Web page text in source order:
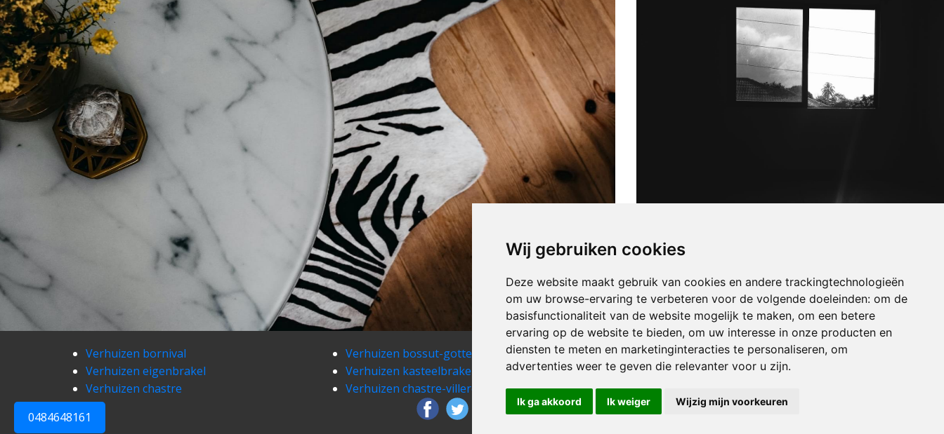
Wij gebruiken cookies
Deze website maakt gebruik van cookies en andere trackingtechnologieën
om uw browse-ervaring te verbeteren voor de volgende doeleinden: om de
basisfunctionaliteit van de website mogelijk te maken, om een betere
ervaring op de website te bieden, om uw interesse in onze producten en
diensten te meten en marketinginteracties te personaliseren, om
advertenties weer te geven die relevanter voor u zijn.
Ik ga akkoord Ik weiger Wijzig mijn voorkeuren
0484648161
Verhuizen bornival Verhuizen bossut-gottechain
Verhuizen bousval
Verhuizen eigenbrakel
Verhuizen kasteelbrakel
Verhuizen ceroux-mousty
Verhuizen chastre
Verhuizen chastre-villeroux-blanmont Verhuizen chaumont-gistoux